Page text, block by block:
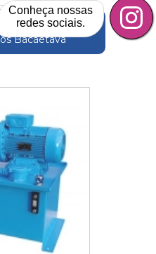
hidráulicas
Bacaetava
Conheça nossas
redes sociais.